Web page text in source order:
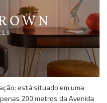
está situado em uma
200 metros da Avenida